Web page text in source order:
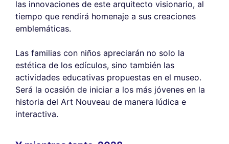
las innovaciones de este arquitecto visionario, al
tiempo que rendirá homenaje a sus creaciones
emblemáticas.
Las familias con niños apreciarán no solo la
estética de los edículos, sino también las
actividades educativas propuestas en el museo.
Será la ocasión de iniciar a los más jóvenes en la
historia del Art Nouveau de manera lúdica e
interactiva.